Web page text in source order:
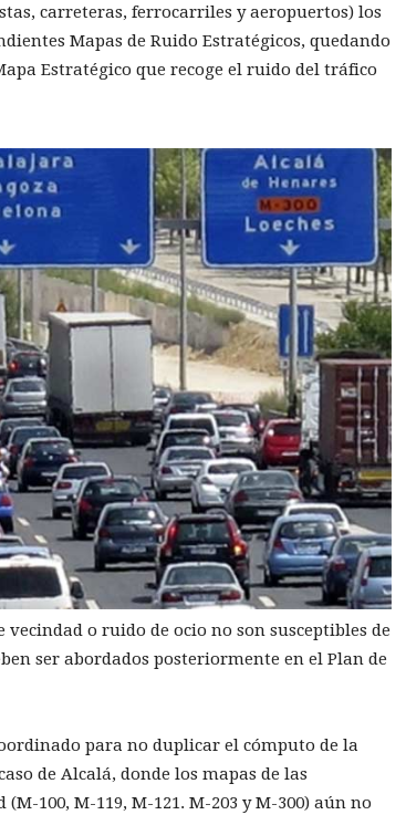
carreteras, ferrocarriles y aeropuertos) los
Mapas de Ruido Estratégicos, quedando
Estratégico que recoge el ruido del tráfico
o ruido de ocio no son susceptibles de
ser abordados posteriormente en el Plan de
para no duplicar el cómputo de la
de Alcalá, donde los mapas de las
100, M-119, M-121. M-203 y M-300) aún no